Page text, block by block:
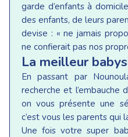
garde d’enfants à
des enfants, de leurs
devise : « ne jamais
ne confierait pas nos
La meilleur
En passant par
recherche et
on vous présente une
c’est vous les parents qui
Une fois votre super